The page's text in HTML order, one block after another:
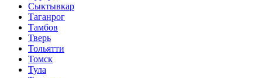
Сыктывкар
Таганрог
Тамбов
Тверь
Тольятти
Томск
Тула